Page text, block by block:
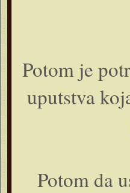
Potom je
uputstva
Potom da